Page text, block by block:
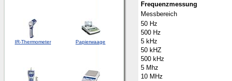
IR-Thermometer Papierwaage
Frequenzmessung
Messbereich
50 Hz
500 Hz
5 kHz
50 kHZ
500 kHz
5 Mhz
10 MHz